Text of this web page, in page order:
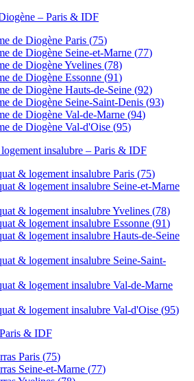
– Paris & IDF
de Diogène Paris (75)
de Diogène Seine-et-Marne (77)
de DiogèneYvelines (78)
de Diogène Essonne (91)
de Diogène Hauts-de-Seine (92)
de Diogène Seine-Saint-Denis (93)
de Diogène Val-de-Marne (94)
de Diogène Val-d'Oise (95)
insalubre – Paris & IDF
& logement insalubre Paris (75)
& logement insalubre Seine-et-Marne
& logement insalubreYvelines (78)
& logement insalubre Essonne (91)
& logement insalubre Hauts-de-Seine
& logement insalubre Seine-Saint-
& logement insalubre Val-de-Marne
& logement insalubre Val-d'Oise (95)
& IDF
Paris (75)
Seine-et-Marne (77)